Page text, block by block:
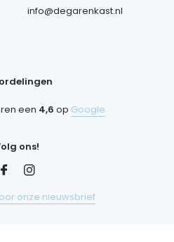
info@degarenkast.nl
een 4,6 op Google
ons!
onze nieuwsbrief